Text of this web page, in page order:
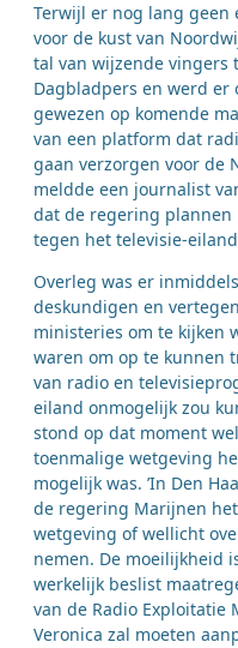
Terwijl er nog lang geen
voor de kust van
tal van wijzende vingers
Dagbladpers en werd er
gewezen op komende
van een platform dat
gaan verzorgen voor de
meldde een journalist
dat de regering plannen
tegen het televisie-
Overleg was er
deskundigen en
ministeries om te kijken
waren om op te kunnen
van radio en
eiland onmogelijk zou
stond op dat moment
toenmalige wetgeving
mogelijk was. ’In Den
de regering Marijnen
wetgeving of wellicht
nemen. De moeilijkheid
werkelijk beslist
van de Radio Exploitatie
Veronica zal moeten